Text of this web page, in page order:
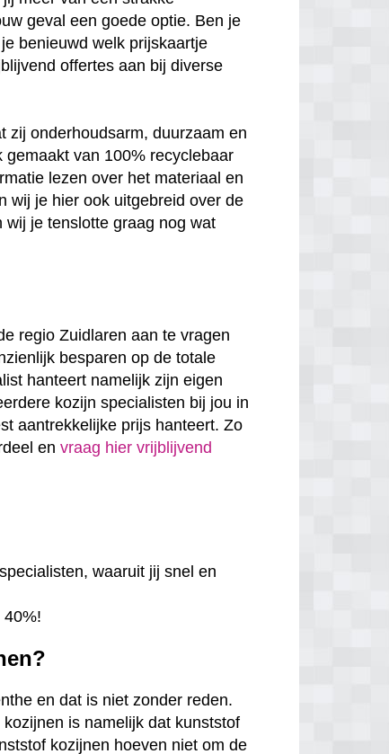
geval een goede optie. Ben je
benieuwd welk prijskaartje
offertes aan bij diverse
zij onderhoudsarm, duurzaam en
van 100% recyclebaar
lezen over het materiaal en
wij je hier ook uitgebreid over de
je tenslotte graag nog wat
regio Zuidlaren aan te vragen
besparen op de totale
hanteert namelijk zijn eigen
kozijn specialisten bij jou in
aantrekkelijke prijs hanteert. Zo
envraag hier vrijblijvend
waaruit jij snel en
40%!
en dat is niet zonder reden.
is namelijk dat kunststof
kozijnen hoeven niet om de